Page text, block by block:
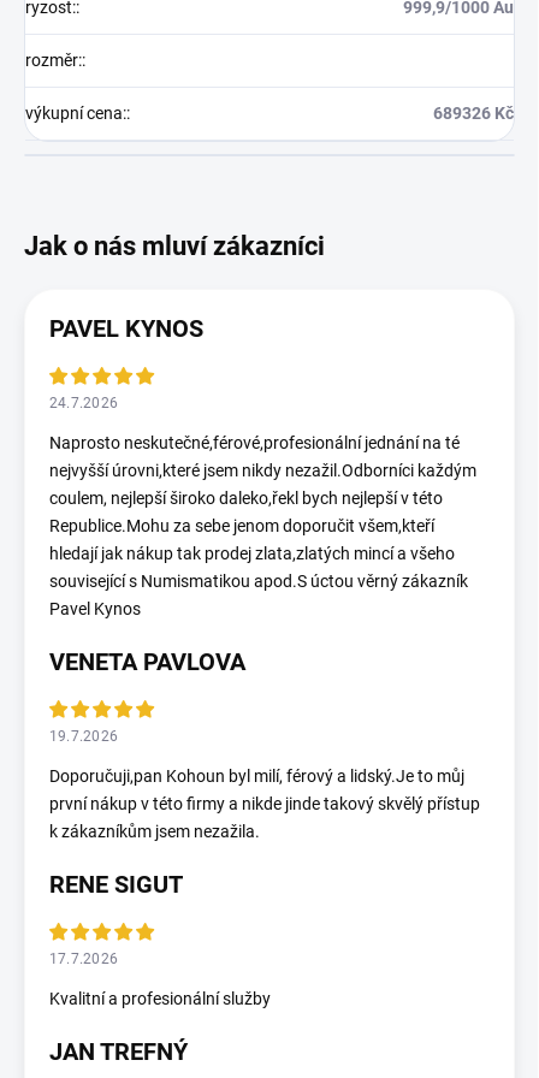
ryzost:: 999,9/1000 Au
rozměr::
výkupní cena:: 689326 Kč
PAVEL KYNOS
24.7.2026
Naprosto neskutečné,férové,profesionální jednání na té
nejvyšší úrovni,které jsem nikdy nezažil.Odborníci každým
coulem, nejlepší široko daleko,řekl bych nejlepší v této
Republice.Mohu za sebe jenom doporučit všem,kteří
hledají jak nákup tak prodej zlata,zlatých mincí a všeho
související s Numismatikou apod.S úctou věrný zákazník
Pavel Kynos
VENETA PAVLOVA
19.7.2026
Doporučuji,pan Kohoun byl milí, férový a lidský.Je to můj
první nákup v této firmy a nikde jinde takový skvělý přístup
k zákazníkům jsem nezažila.
RENE SIGUT
17.7.2026
Kvalitní a profesionální služby
JAN TREFNÝ